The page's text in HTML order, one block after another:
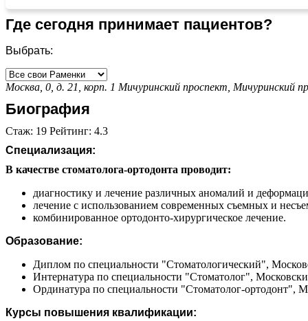
Где сегодня принимает пациентов?
Выбрать:
Москва, 0, д. 21, корп. 1 Мичуринский проспект, Мичуринский
Биография
Стаж: 19 Рейтинг: 4.3
Специализация:
В качестве стоматолога-ортодонта проводит:
диагностику и лечение различных аномалий и
лечение с использованием современных съемных и
комбинированное ортодонто-хирургическое лечение.
Образование:
Диплом по специальности "Стоматологический",
Интернатура по специальности "Стоматолог",
Ординатура по специальности "Стоматолог-ортодонт",
Курсы повышения квалификации: